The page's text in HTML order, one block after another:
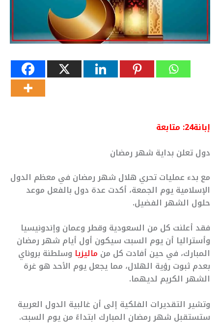
إبانة24: متابعة
دول تعلن بداية شهر رمضان
مع بدء عمليات تحري هلال شهر رمضان في معظم الدول
الإسلامية يوم الجمعة، أكدت عدة دول بالفعل موعد
حلول الشهر الفضيل.
فقد أعلنت كل من السعودية وقطر وعمان وإندونيسيا
وأستراليا أن يوم السبت سيكون أول أيام شهر رمضان
المبارك، في حين أفادت كل من ماليزيا وسلطنة بروناي
بعدم ثبوت رؤية الهلال، مما يجعل يوم الأحد هو غرة
الشهر الكريم لديهما.
وتشير التقديرات الفلكية إلى أن غالبية الدول العربية
ستستقبل شهر رمضان المبارك ابتداءً من يوم السبت.